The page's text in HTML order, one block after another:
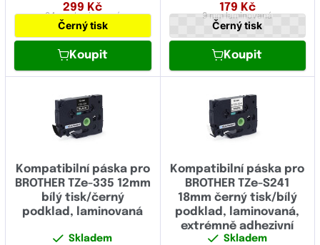
299 Kč
24 mmlaminovaná
Černý tisk
Koupit
179 Kč
9 mmlaminovaná
Černý tisk
Koupit
Kompatibilní páska pro
BROTHER TZe-335 12mm
bílý tisk/černý
podklad, laminovaná
Skladem
Kompatibilní páska pro
BROTHER TZe-S241
18mm černý tisk/bílý
podklad, laminovaná,
extrémně adhezivní
Skladem